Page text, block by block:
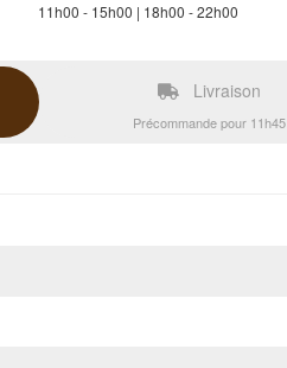
11h00 - 15h00 | 18h00 - 22h00
Livraison
Précommande pour 11h45